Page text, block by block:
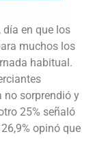
día en que los
muchos los
habitual.
no sorprendió y
25% señaló
opinó que